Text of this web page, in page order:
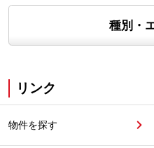
種別・
リンク
物件を探す